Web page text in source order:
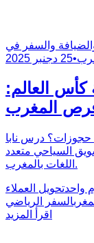
والسفر في
•25 دجنبر 2025
كأس العالم:
المغرب
درس نابا
السياحي متعدد
اللغات بالمغرب.
واحدتحويل العملاء
السفر الرياضي
اقرأ المزيد